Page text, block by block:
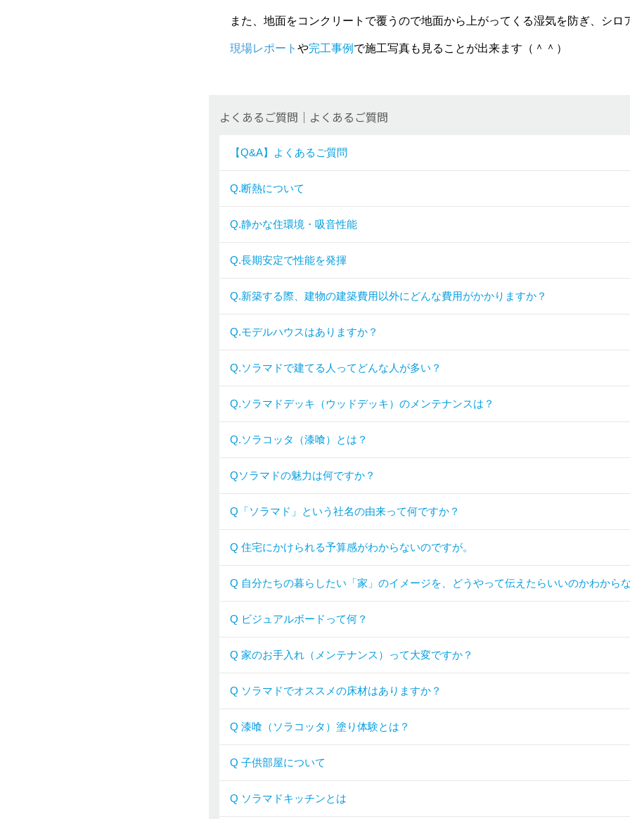
また、地面をコンクリートで覆うので地面から上がってくる湿気を防ぎ、シロ
現場レポート や完工事例 で施工写真も見ることが出来ます（＾＾）
よくあるご質問｜よくあるご質問
【Q&A】よくあるご質問
Q.断熱について
Q.静かな住環境・吸音性能
Q.長期安定で性能を発揮
Q.新築する際、建物の建築費用以外にどんな費用がかかりますか？
Q.モデルハウスはありますか？
Q.ソラマドで建てる人ってどんな人が多い？
Q.ソラマドデッキ（ウッドデッキ）のメンテナンスは？
Q.ソラコッタ（漆喰）とは？
Qソラマドの魅力は何ですか？
Q「ソラマド」という社名の由来って何ですか？
Q 住宅にかけられる予算感がわからないのですが。
Q 自分たちの暮らしたい「家」のイメージを、どうやって伝えたらいいのかわから
Q ビジュアルボードって何？
Q 家のお手入れ（メンテナンス）って大変ですか？
Q ソラマドでオススメの床材はありますか？
Q 漆喰（ソラコッタ）塗り体験とは？
Q 子供部屋について
Q ソラマドキッチンとは